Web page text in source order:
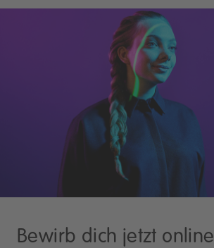
Bewirb dich jetzt online